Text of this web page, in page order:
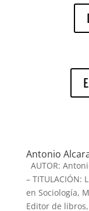
Antonio
AUTOR:
– TITULACIÓN:
en Sociología,
Editor de libros,